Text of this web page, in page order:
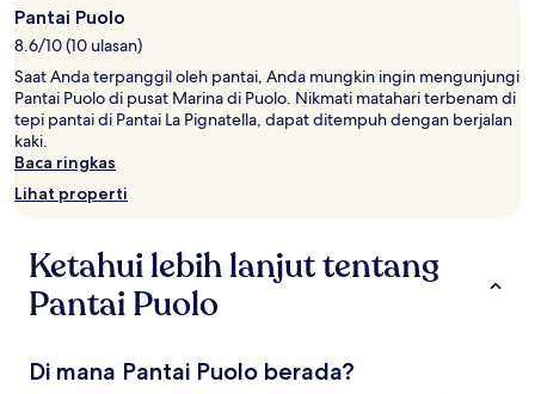
2
tamu
dewasa.
Harga
dan
ketersediaan
dapat
berubah
sewaktu-
waktu.
tambahan
mungkin
berlaku.
Pantai Puolo
8.6/10 (10 ulasan)
Saat Anda terpanggil oleh pantai, Anda mungkin ingin mengunjungi
Pantai Puolo di pusat Marina di Puolo. Nikmati matahari terbenam di
tepi pantai di Pantai La Pignatella, dapat ditempuh dengan berjalan
kaki.
Baca ringkas
Lihat properti
Ketahui lebih lanjut tentang
Pantai Puolo
Di mana Pantai Puolo berada?